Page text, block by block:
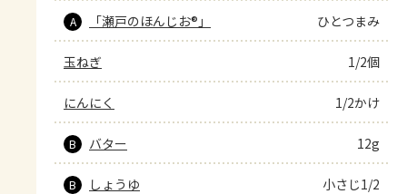
A 「瀬戸のほんじお®」 ひとつまみ
玉ねぎ 1/2個
にんにく 1/2かけ
B バター 12g
B しょうゆ 小さじ1/2